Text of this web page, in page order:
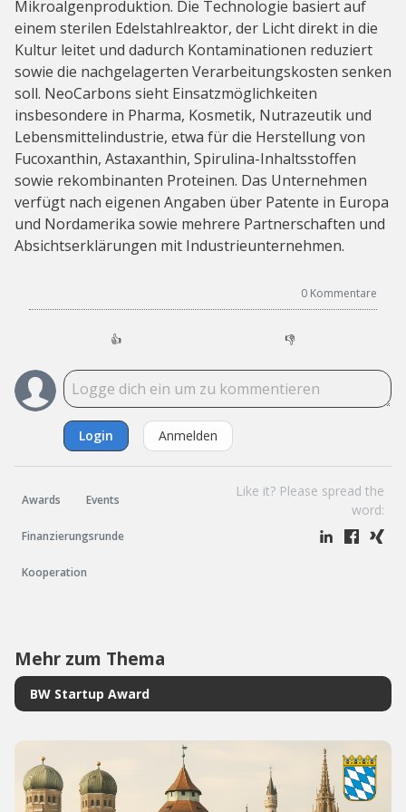
Mikroalgenproduktion. Die Technologie basiert auf
einem sterilen Edelstahlreaktor, der Licht direkt in die
Kultur leitet und dadurch Kontaminationen reduziert
sowie die nachgelagerten Verarbeitungskosten senken
soll. NeoCarbons sieht Einsatzmöglichkeiten
insbesondere in Pharma, Kosmetik, Nutrazeutik und
Lebensmittelindustrie, etwa für die Herstellung von
Fucoxanthin, Astaxanthin, Spirulina-Inhaltsstoffen
sowie rekombinanten Proteinen. Das Unternehmen
verfügt nach eigenen Angaben über Patente in Europa
und Nordamerika sowie mehrere Partnerschaften und
Absichtserklärungen mit Industrieunternehmen.
0 Kommentare
👍 👎
Login Anmelden
Awards Events
Finanzierungsrunde
Kooperation
Like it? Please spread the
word:
Mehr zum Thema
BW Startup Award